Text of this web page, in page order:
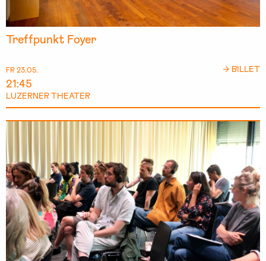
FR 23.05.
21:45
LUZERNER THEATER
Treffpunkt Foyer
→ BILLET